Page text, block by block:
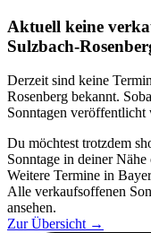
Aktuell keine
Sulzbach-
Derzeit sind keine
Rosenberg bekannt.
Sonntagen veröffentlicht
Du möchtest trotzdem
Sonntage in deiner
Weitere Termine in
Alle verkaufsoffenen
ansehen.
Zur Übersicht →